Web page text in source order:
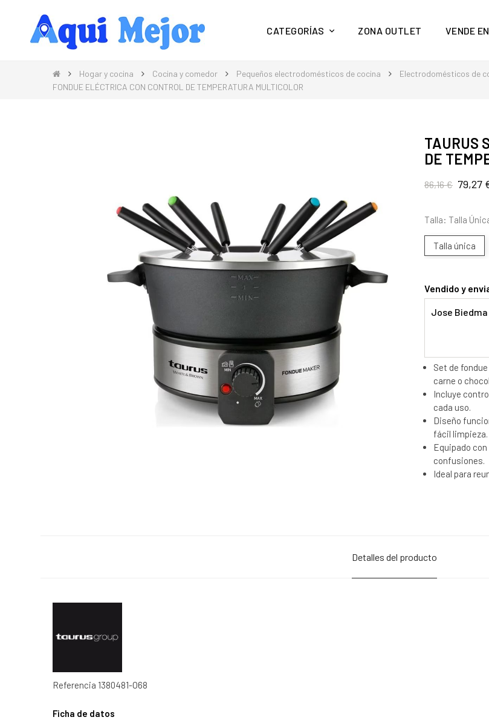
Compra Moda, Electrónica, Hogar y mucho más en Aquí Mejor
CATEGORÍAS ZONA OUTLET VENDE
Hogar y cocina Cocina y comedor Pequeños electrodomésticos de cocina Electrodomésticos de
FONDUE ELÉCTRICA CON CONTROL DE TEMPERATURA MULTICOLOR
TAURUS
DE
86,16 € 79,27
Talla: Talla
Talla única
Vendido y
Jose Biedma
Set de
carne o
Incluye
cada uso.
Diseño
fácil limpieza.
Equipado
confusiones.
Ideal para
Detalles del producto
Referencia 1380481-O68
Ficha de datos